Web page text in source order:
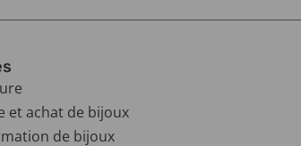
et achat de bijoux
de bijoux